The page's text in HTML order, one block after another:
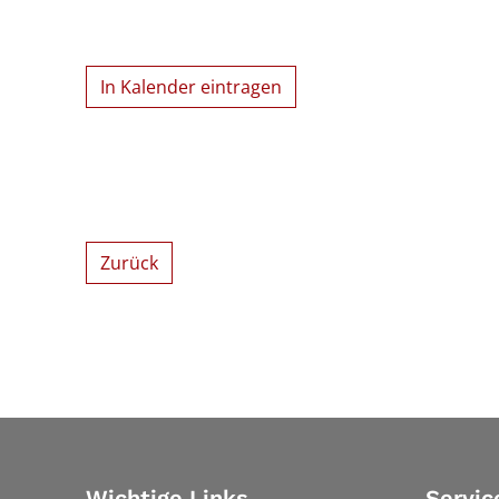
In Kalender eintragen
Zurück